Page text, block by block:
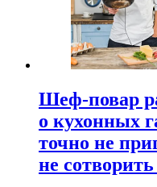
Шеф-повар
о кухонных
точно не
не